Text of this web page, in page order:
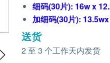
细码(30片): 16w x
加细码(30片):
送货
2 至 3 个工作天内发货